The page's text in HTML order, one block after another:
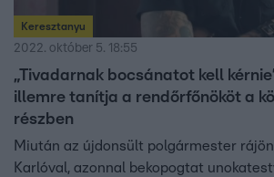
Keresztanyu
2022. október 5. 18:55
„Tivadarnak bocsánatot kell
illemre tanítja a rendőrfőnököt a
részben
Miután az újdonsült polgármester
Karlóval, azonnal bekopogtat